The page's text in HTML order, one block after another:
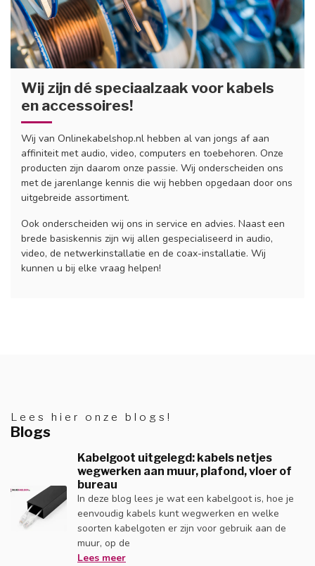
Wij zijn dé speciaalzaak voor kabels
en accessoires!
Wij van Onlinekabelshop.nl hebben al van jongs af aan
affiniteit met audio, video, computers en toebehoren. Onze
producten zijn daarom onze passie. Wij onderscheiden ons
met de jarenlange kennis die wij hebben opgedaan door ons
uitgebreide assortiment.
Ook onderscheiden wij ons in service en advies. Naast een
brede basiskennis zijn wij allen gespecialiseerd in audio,
video, de netwerkinstallatie en de coax-installatie. Wij
kunnen u bij elke vraag helpen!
Lees hier onze blogs!
Blogs
Kabelgoot uitgelegd: kabels netjes
wegwerken aan muur, plafond, vloer of
bureau
In deze blog lees je wat een kabelgoot is, hoe je
eenvoudig kabels kunt wegwerken en welke
soorten kabelgoten er zijn voor gebruik aan de
muur, op de
Lees meer